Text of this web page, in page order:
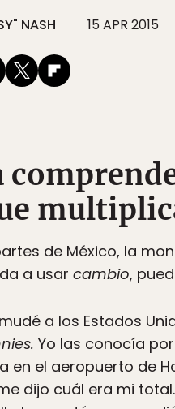
NASH 15 APR 2015
de México, la
a usar cambio,
a los Estados
Yo las conocía por
en el aeropuerto de
dijo cuál era mi